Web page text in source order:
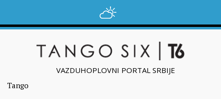
VAZDUHOPLOVNI PORTAL SRBIJE
Tango